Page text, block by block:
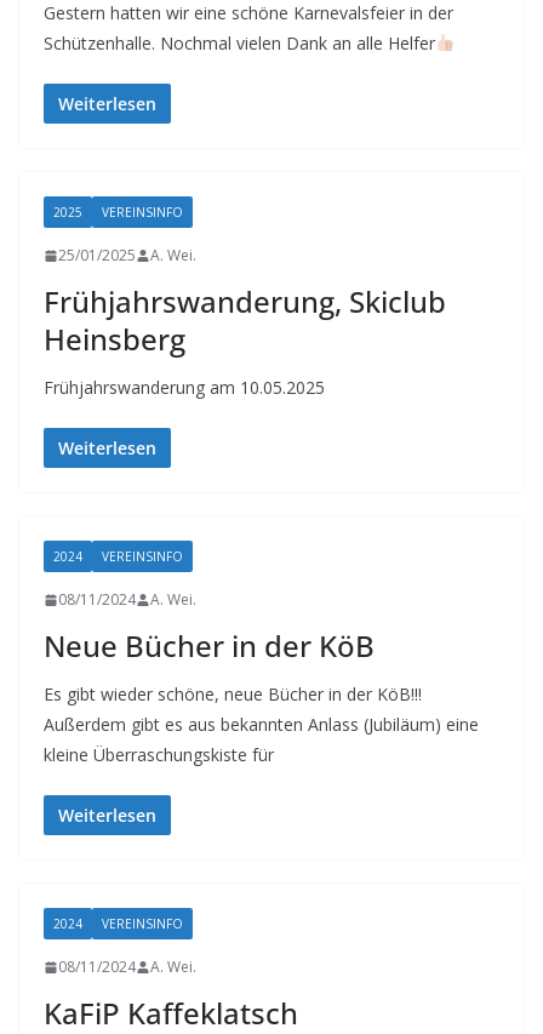
Gestern hatten wir eine schöne Karnevalsfeier in der
Schützenhalle. Nochmal vielen Dank an alle Helfer
Weiterlesen
2025 VEREINSINFO
25/01/2025 A. Wei.
Frühjahrswanderung, Skiclub
Heinsberg
Frühjahrswanderung am 10.05.2025
Weiterlesen
2024 VEREINSINFO
08/11/2024 A. Wei.
Neue Bücher in der KöB
Es gibt wieder schöne, neue Bücher in der KöB!!!
Außerdem gibt es aus bekannten Anlass (Jubiläum) eine
kleine Überraschungskiste für
Weiterlesen
2024 VEREINSINFO
08/11/2024 A. Wei.
KaFiP Kaffeklatsch